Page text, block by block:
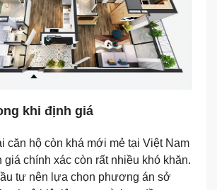
khi định giá
căn hộ còn khá mới mẻ tại Việt Nam
giá chính xác còn rất nhiều khó khăn.
tư nên lựa chọn phương án sở